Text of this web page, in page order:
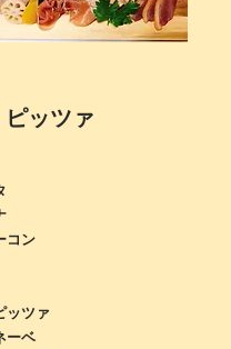
ピッツァ
コン
ッツァ
ーベ